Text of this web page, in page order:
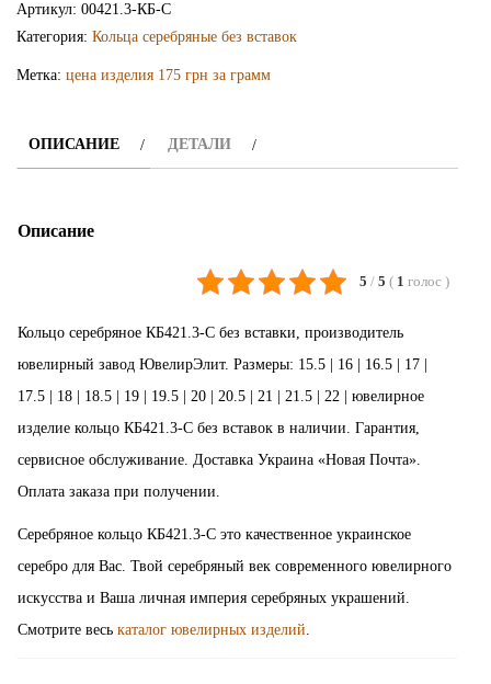
Артикул: 00421.3-КБ-С
Категория: Кольца серебряные без вставок
Метка: цена изделия 175 грн за грамм
ОПИСАНИЕ ДЕТАЛИ
Описание
5 / 5 ( 1 голос )
Кольцо серебряное КБ421.3-С без вставки, производитель
ювелирный завод ЮвелирЭлит. Размеры: 15.5 | 16 | 16.5 | 17 |
17.5 | 18 | 18.5 | 19 | 19.5 | 20 | 20.5 | 21 | 21.5 | 22 | ювелирное
изделие кольцо КБ421.3-С без вставок в наличии. Гарантия,
сервисное обслуживание. Доставка Украина «Новая Почта».
Оплата заказа при получении.
Серебряное кольцо КБ421.3-С это качественное украинское
серебро для Вас. Твой серебряный век современного ювелирного
искусства и Ваша личная империя серебряных украшений.
Смотрите весь каталог ювелирных изделий